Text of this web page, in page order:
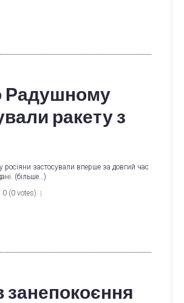
Радушному
ракету з
застосували вперше за довгий час
(більше…)
0 (0 votes)
занепокоєння